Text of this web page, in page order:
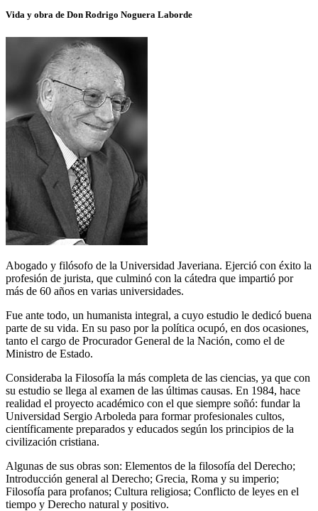
Vida y obra de Don Rodrigo Noguera Laborde
Abogado y filósofo de la Universidad Javeriana. Ejerció con éxito la
profesión de jurista, que culminó con la cátedra que impartió por
más de 60 años en varias universidades.
Fue ante todo, un humanista integral, a cuyo estudio le dedicó buena
parte de su vida. En su paso por la política ocupó, en dos ocasiones,
tanto el cargo de Procurador General de la Nación, como el de
Ministro de Estado.
Consideraba la Filosofía la más completa de las ciencias, ya que con
su estudio se llega al examen de las últimas causas. En 1984, hace
realidad el proyecto académico con el que siempre soñó: fundar la
Universidad Sergio Arboleda para formar profesionales cultos,
científicamente preparados y educados según los principios de la
civilización cristiana.
Algunas de sus obras son: Elementos de la filosofía del Derecho;
Introducción general al Derecho; Grecia, Roma y su imperio;
Filosofía para profanos; Cultura religiosa; Conflicto de leyes en el
tiempo y Derecho natural y positivo.